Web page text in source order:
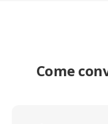
Come